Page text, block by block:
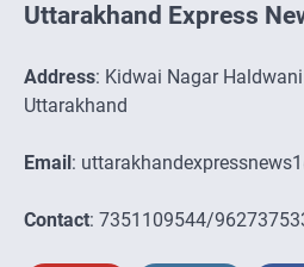
Uttarakhand Express
Address: Kidwai Nagar
Uttarakhand
Email:
Contact: 7351109544/